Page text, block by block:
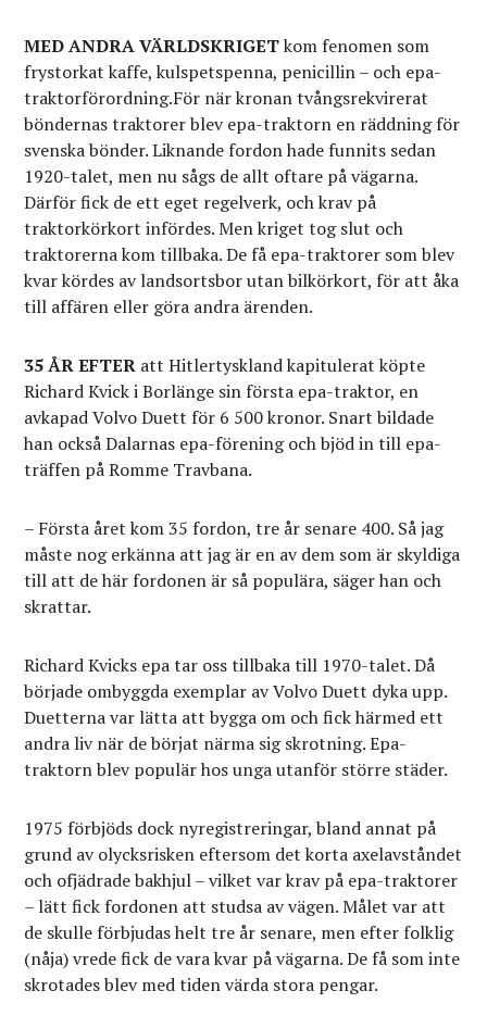
MED ANDRA VÄRLDSKRIGETkom fenomen som
frystorkat kaffe, kulspetspenna, penicillin – och epa-
traktorförordning.För när kronan tvångsrekvirerat
böndernas traktorer blev epa-traktorn en räddning för
svenska bönder. Liknande fordon hade funnits sedan
1920-talet, men nu sågs de allt oftare på vägarna.
Därför fick de ett eget regelverk, och krav på
traktorkörkort infördes. Men kriget tog slut och
traktorerna kom tillbaka. De få epa-traktorer som blev
kvar kördes av landsortsbor utan bilkörkort, för att åka
till affären eller göra andra ärenden.
35 ÅR EFTER att Hitlertyskland kapitulerat köpte
Richard Kvick i Borlänge sin första epa-traktor, en
avkapad Volvo Duett för 6 500 kronor. Snart bildade
han också Dalarnas epa-förening och bjöd in till epa-
träffen på Romme Travbana.
– Första året kom 35 fordon, tre år senare 400. Så jag
måste nog erkänna att jag är en av dem som är skyldiga
till att de här fordonen är så populära, säger han och
skrattar.
Richard Kvicks epa tar oss tillbaka till 1970-talet. Då
började ombyggda exemplar av Volvo Duett dyka upp.
Duetterna var lätta att bygga om och fick härmed ett
andra liv när de börjat närma sig skrotning. Epa-
traktorn blev populär hos unga utanför större städer.
1975 förbjöds dock nyregistreringar, bland annat på
grund av olycksrisken eftersom det korta axelavståndet
och ofjädrade bakhjul – vilket var krav på epa-traktorer
– lätt fick fordonen att studsa av vägen. Målet var att
de skulle förbjudas helt tre år senare, men efter folklig
(nåja) vrede fick de vara kvar på vägarna. De få som inte
skrotades blev med tiden värda stora pengar.